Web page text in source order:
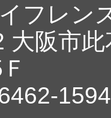
フレン
大阪市